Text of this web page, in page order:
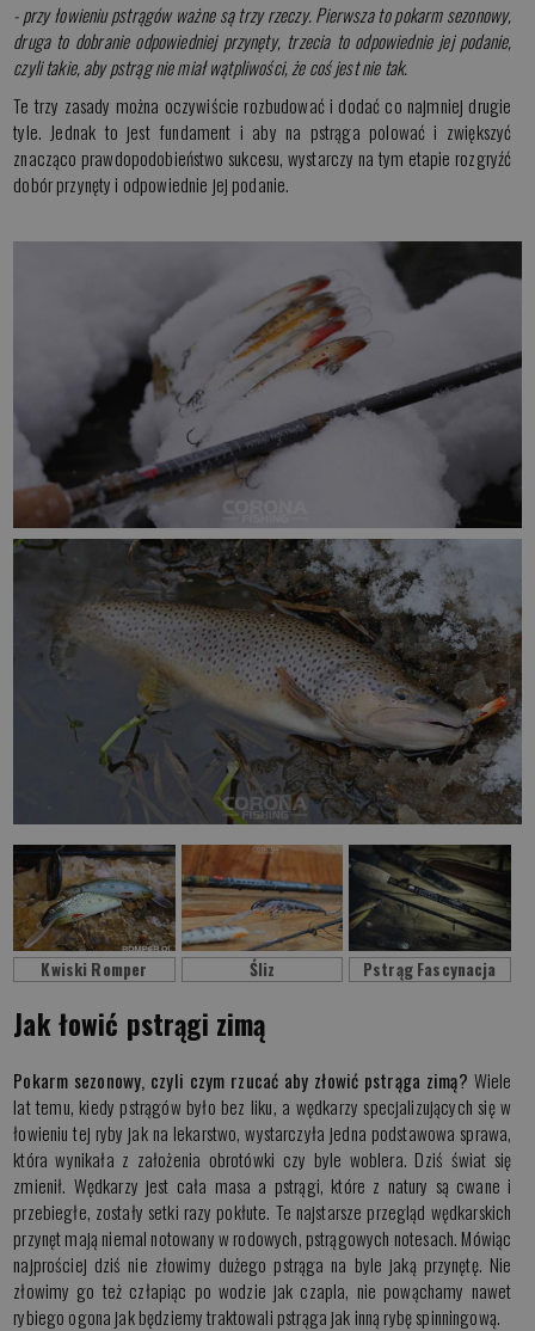
- przy łowieniu pstrągów ważne są trzy rzeczy. Pierwsza to pokarm sezonowy,
druga to dobranie odpowiedniej przynęty, trzecia to odpowiednie jej podanie,
czyli takie, aby pstrąg nie miał wątpliwości, że coś jest nie tak.
Te trzy zasady można oczywiście rozbudować i dodać co najmniej drugie
tyle. Jednak to jest fundament i aby na pstrąga polować i zwiększyć
znacząco prawdopodobieństwo sukcesu, wystarczy na tym etapie rozgryźć
dobór przynęty i odpowiednie jej podanie.
Kwiski Romper Śliz Pstrąg Fascynacja
Jak łowić pstrągi zimą
Pokarm sezonowy, czyli czym rzucać aby złowić pstrąga zimą? Wiele
lat temu, kiedy pstrągów było bez liku, a wędkarzy specjalizujących się w
łowieniu tej ryby jak na lekarstwo, wystarczyła jedna podstawowa sprawa,
która wynikała z założenia obrotówki czy byle woblera. Dziś świat się
zmienił. Wędkarzy jest cała masa a pstrągi, które z natury są cwane i
przebiegłe, zostały setki razy pokłute. Te najstarsze przegląd wędkarskich
przynęt mają niemal notowany w rodowych, pstrągowych notesach. Mówiąc
najprościej dziś nie złowimy dużego pstrąga na byle jaką przynętę. Nie
złowimy go też człapiąc po wodzie jak czapla, nie powąchamy nawet
rybiego ogona jak będziemy traktowali pstrąga jak inną rybę spinningową.